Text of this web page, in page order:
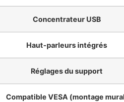
Concentrateur USB
Haut-parleurs intégrés
Réglages du support
Compatible VESA (montage